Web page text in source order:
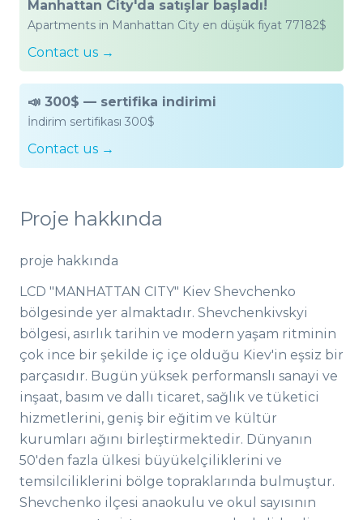
Manhattan City'da satışlar başladı!
Apartments in Manhattan City en düşük fiyat 77182$
Contact us →
📣 300$ — sertifika indirimi
İndirim sertifikası 300$
Contact us →
Proje hakkında
proje hakkında
LCD "MANHATTAN CITY" Kiev Shevchenko
bölgesinde yer almaktadır. Shevchenkivskyi
bölgesi, asırlık tarihin ve modern yaşam ritminin
çok ince bir şekilde iç içe olduğu Kiev'in eşsiz bir
parçasıdır. Bugün yüksek performanslı sanayi ve
inşaat, basım ve dallı ticaret, sağlık ve tüketici
hizmetlerini, geniş bir eğitim ve kültür
kurumları ağını birleştirmektedir. Dünyanın
50'den fazla ülkesi büyükelçiliklerini ve
temsilciliklerini bölge topraklarında bulmuştur.
Shevchenko ilçesi anaokulu ve okul sayısının